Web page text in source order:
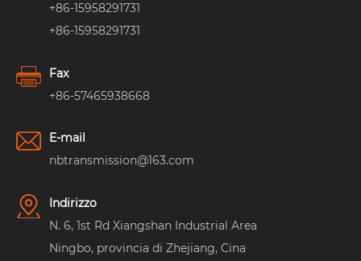
+86-15958291731
+86-15958291731
Fax
+86-57465938668
E-mail
nbtransmission@163.com
Indirizzo
N. 6, 1st Rd Xiangshan Industrial Area
Ningbo, provincia di Zhejiang, Cina